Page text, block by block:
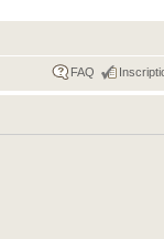
FAQ